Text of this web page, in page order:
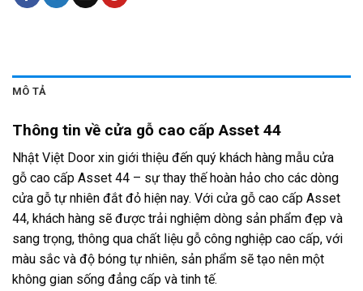
MÔ TẢ
Thông tin về cửa gỗ cao cấp Asset 44
Nhật Việt Door xin giới thiệu đến quý khách hàng mẫu cửa
gỗ cao cấp Asset 44 – sự thay thế hoàn hảo cho các dòng
cửa gỗ tự nhiên đắt đỏ hiện nay. Với cửa gỗ cao cấp Asset
44, khách hàng sẽ được trải nghiệm dòng sản phẩm đẹp và
sang trọng, thông qua chất liệu gỗ công nghiệp cao cấp, với
màu sắc và độ bóng tự nhiên, sản phẩm sẽ tạo nên một
không gian sống đẳng cấp và tinh tế.